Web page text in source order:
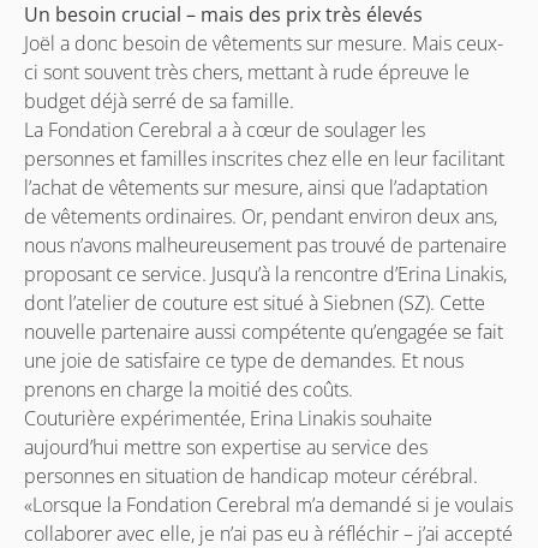
Un besoin crucial – mais des prix très élevés
Joël a donc besoin de vêtements sur mesure. Mais ceux-
ci sont souvent très chers, mettant à rude épreuve le
budget déjà serré de sa famille.
La Fondation Cerebral a à cœur de soulager les
personnes et familles inscrites chez elle en leur facilitant
l’achat de vêtements sur mesure, ainsi que l’adaptation
de vêtements ordinaires. Or, pendant environ deux ans,
nous n’avons malheureusement pas trouvé de partenaire
proposant ce service. Jusqu’à la rencontre d’Erina Linakis,
dont l’atelier de couture est situé à Siebnen (SZ). Cette
nouvelle partenaire aussi compétente qu’engagée se fait
une joie de satisfaire ce type de demandes. Et nous
prenons en charge la moitié des coûts.
Couturière expérimentée, Erina Linakis souhaite
aujourd’hui mettre son expertise au service des
personnes en situation de handicap moteur cérébral.
«Lorsque la Fondation Cerebral m’a demandé si je voulais
collaborer avec elle, je n’ai pas eu à réfléchir – j’ai accepté